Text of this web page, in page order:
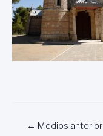
Navegación
← Medios anterior